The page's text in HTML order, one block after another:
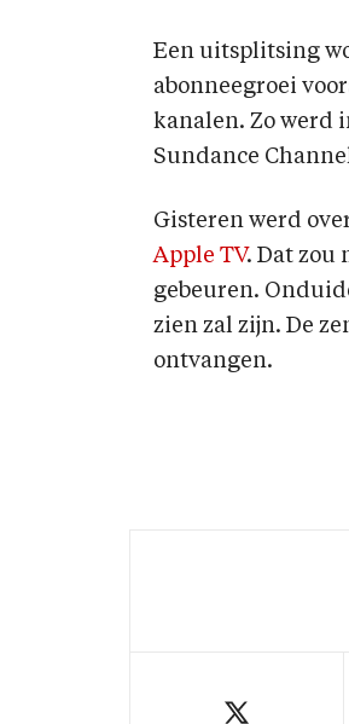
Een uitsplitsing
abonneegroei
kanalen. Zo werd
Sundance
Gisteren werd
Apple TV. Dat zou
gebeuren.
zien zal zijn. De
ontvangen.